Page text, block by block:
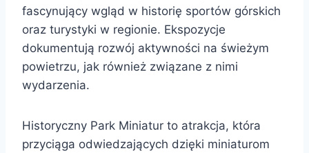
fascynujący wgląd w historię sportów górskich
oraz turystyki w regionie. Ekspozycje
dokumentują rozwój aktywności na świeżym
powietrzu, jak również związane z nimi
wydarzenia.
Historyczny Park Miniatur to atrakcja, która
przyciąga odwiedzających dzięki miniaturom